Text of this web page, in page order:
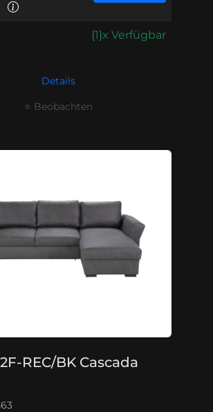
{1}x Verfügbar
Details
⭐ Beobachten
REC/BK Cascada